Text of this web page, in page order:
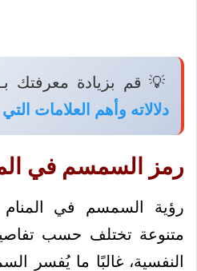
💡 قم بزيادة معرفتك
دلالاته وأهم العلامات التي
رمز السمسم في
رؤية السمسم في المنام
متنوعة تختلف حسب
النفسية، غالبًا ما يُفسر